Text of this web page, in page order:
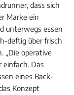
dass sich
Marke ein
unterwegs essen
deftig über frisch
„Die operative
einfach. Das
eines Back-
Konzept